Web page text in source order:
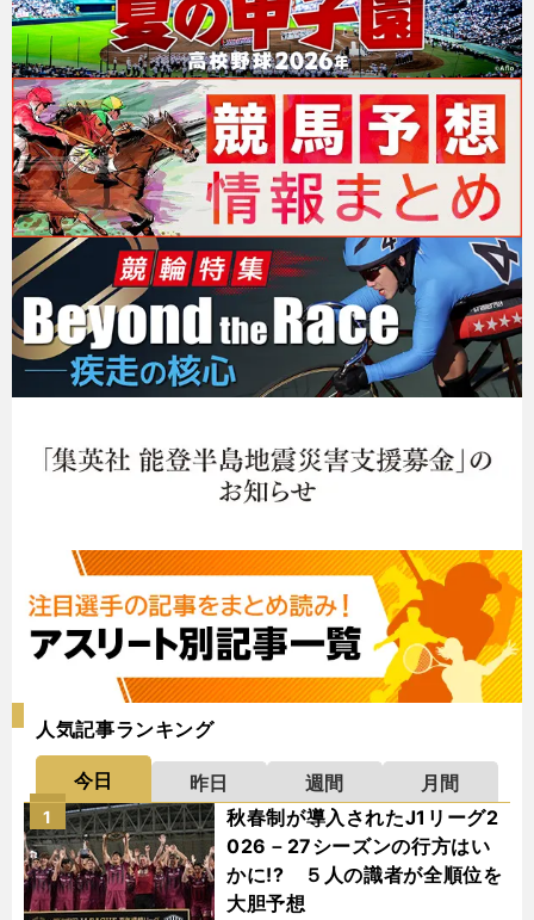
人気記事ランキング
今日 昨日 週間
月間
秋春制が導入されたJ1リーグ2
026－27シーズンの行方はい
かに!? ５人の識者が全順位を
大胆予想
1